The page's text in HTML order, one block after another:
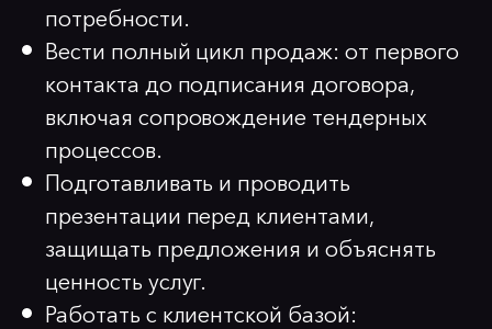
потребности.
Вести полный цикл продаж: от первого
контакта до подписания договора,
включая сопровождение тендерных
процессов.
Подготавливать и проводить
презентации перед клиентами,
защищать предложения и объяснять
ценность услуг.
Работать с клиентской базой: